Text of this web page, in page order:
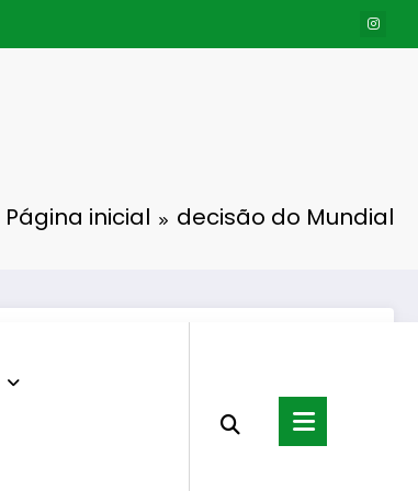
Página inicial decisão do Mundial